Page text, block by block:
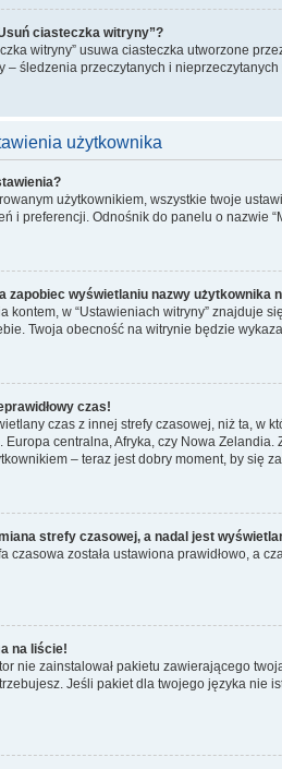
ciasteczka witryny”?
witryny” usuwa ciasteczka utworzone
– śledzenia przeczytanych i
użytkownika
użytkownikiem, wszystkie twoje
i preferencji. Odnośnik do panelu o nazwie
zapobiec wyświetlaniu nazwy
kontem, w “Ustawieniach witryny” znajduje
Twoja obecność na witrynie będzie
czas!
czas z innej strefy czasowej, niż ta, w
Europa centralna, Afryka, czy Nowa
– teraz jest dobry moment, by się
strefy czasowej, a nadal jest
czasowa została ustawiona prawidłowo, a
na liście!
nie zainstalował pakietu zawierającego
Jeśli pakiet dla twojego języka nie